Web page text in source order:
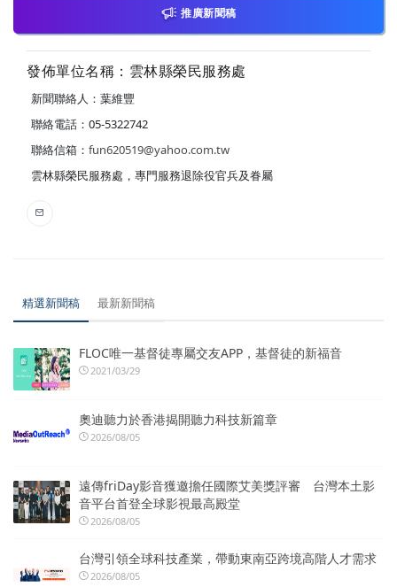
推廣新聞稿
發佈單位名稱：雲林縣榮民服務處
新聞聯絡人：葉維豐
聯絡電話：05-5322742
聯絡信箱： fun620519@yahoo.com.tw
雲林縣榮民服務處，專門服務退除役官兵及眷屬
精選新聞稿 最新新聞稿
FLOC唯一基督徒專屬交友APP，基督徒的新福音
2021/03/29
奧迪聽力於香港揭開聽力科技新篇章
2026/08/05
遠傳friDay影音獲邀擔任國際艾美獎評審 台灣本土影
音平台首登全球影視最高殿堂
2026/08/05
台灣引領全球科技產業，帶動東南亞跨境高階人才需求
2026/08/05